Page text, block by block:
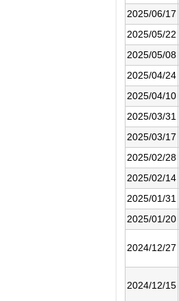
2025/06/17
2025/05/22
2025/05/08
2025/04/24
2025/04/10
2025/03/31
2025/03/17
2025/02/28
2025/02/14
2025/01/31
2025/01/20
2024/12/27
2024/12/15